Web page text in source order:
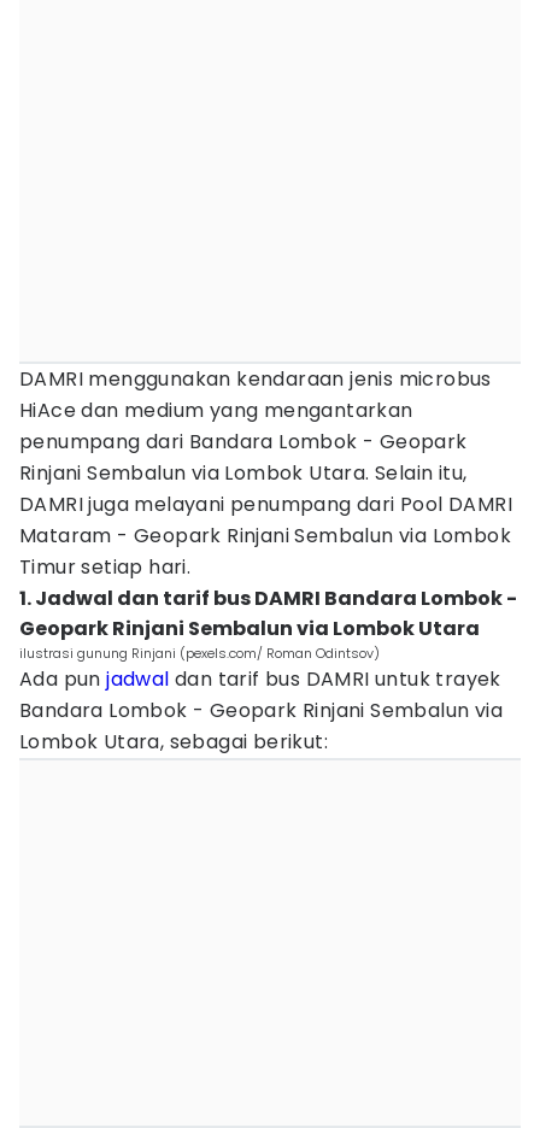
DAMRI menggunakan kendaraan jenis microbus
HiAce dan medium yang mengantarkan
penumpang dari Bandara Lombok - Geopark
Rinjani Sembalun via Lombok Utara. Selain itu,
DAMRI juga melayani penumpang dari Pool DAMRI
Mataram - Geopark Rinjani Sembalun via Lombok
Timur setiap hari.
1. Jadwal dan tarif bus DAMRI Bandara Lombok -
Geopark Rinjani Sembalun via Lombok Utara
ilustrasi gunung Rinjani (pexels.com/ Roman Odintsov)
Ada punjadwal dan tarif bus DAMRI untuk trayek
Bandara Lombok - Geopark Rinjani Sembalun via
Lombok Utara, sebagai berikut: